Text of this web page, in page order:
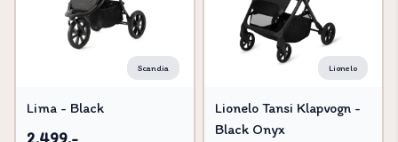
Scandia
Lima - Black
Lionelo
Lionelo Tansi Klapvogn -
Black Onyx